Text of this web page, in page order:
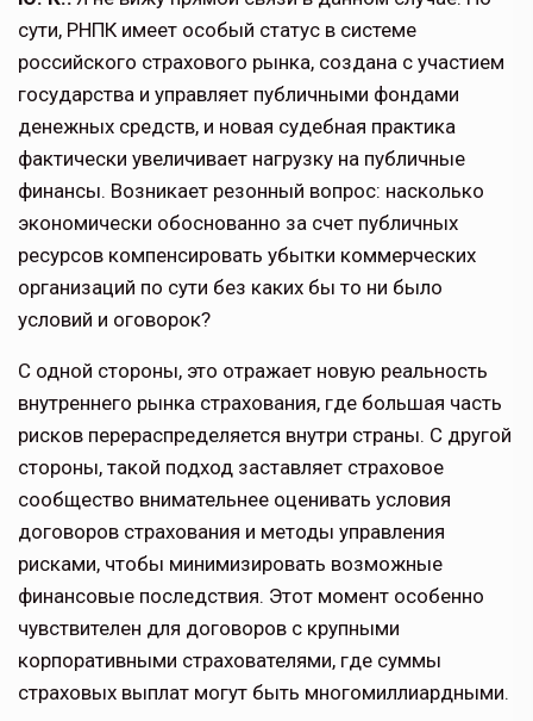
сути, РНПК имеет особый статус в системе
российского страхового рынка, создана с участием
государства и управляет публичными фондами
денежных средств, и но­вая судебная практика
фактически увеличивает нагрузку на публичные
финансы. Возникает резонный вопрос: насколько
экономически обоснованно за счет публичных
ресурсов компенси­ровать убытки коммерческих
органи­заций по сути без каких бы то ни было
условий и оговорок?
С одной стороны, это отражает новую реальность
внутреннего рынка страхо­вания, где большая часть
рисков пере­распределяется внутри страны. С дру­гой
стороны, такой подход заставляет страховое
сообщество внимательнее оценивать условия
договоров страхо­вания и методы управления
рисками, чтобы минимизировать возможные
финансовые последствия. Этот момент особенно
чувствителен для договоров с крупными
корпоративными страхо­вателями, где суммы
страховых выплат могут быть многомиллиардными.